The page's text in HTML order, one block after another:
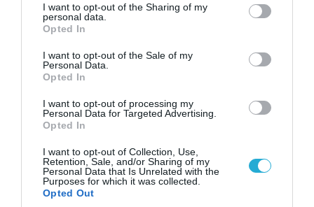
not limited to your visit or usage behaviour. You may click to
grant or deny consent to Google and its third-party tags to
use your data for below specified purposes in below Google
consent section.
I want to opt-out of the Sharing of my
personal data.
Opted In
I want to opt-out of the Sale of my
Personal Data.
Opted In
I want to opt-out of processing my
Personal Data for Targeted Advertising.
Opted In
I want to opt-out of Collection, Use,
Retention, Sale, and/or Sharing of my
Personal Data that Is Unrelated with the
Purposes for which it was collected.
Opted Out
Τελεσίγραφο του Ιράν στις χώρες του Κόλπου:
«Σταματήστε τον Τραμπ αλλιώς θα σας